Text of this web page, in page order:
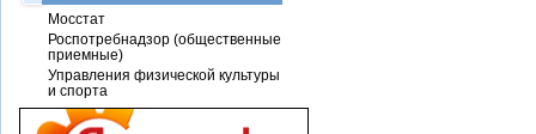
Мосстат
Роспотребнадзор (общественные
приемные)
Управления физической культуры
и спорта